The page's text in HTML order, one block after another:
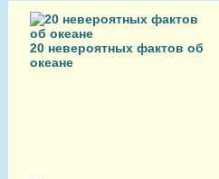
20 невероятных фактов об
океане